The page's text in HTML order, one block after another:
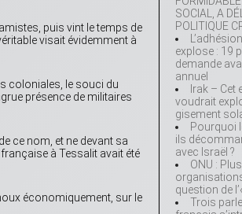
SOCIAL, A
POLITIQUE
explose : 19
demande
annuel
Irak –
voudrait
gisement
Pourquoi
ils
avec Israël ?
ONU :
question de
Trois
puis vint le temps de
visait évidemment à
coloniales, le souci du
présence de militaires
ce nom, et ne devant sa
à Tessalit avait été
économiquement, sur le